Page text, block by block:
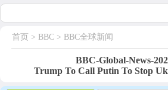
首页 > BBC > BBC全球新闻
BBC-Global-News-
Trump To Call Putin To Stop